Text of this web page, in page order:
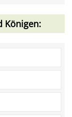
Königen: